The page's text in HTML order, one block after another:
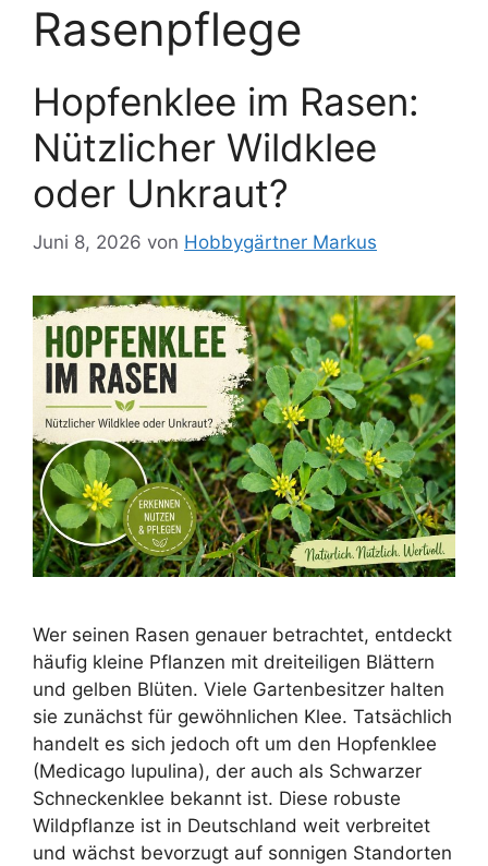
Rasenpflege
Hopfenklee im Rasen:
Nützlicher Wildklee
oder Unkraut?
Juni 8, 2026 von Hobbygärtner Markus
Wer seinen Rasen genauer betrachtet, entdeckt
häufig kleine Pflanzen mit dreiteiligen Blättern
und gelben Blüten. Viele Gartenbesitzer halten
sie zunächst für gewöhnlichen Klee. Tatsächlich
handelt es sich jedoch oft um den Hopfenklee
(Medicago lupulina), der auch als Schwarzer
Schneckenklee bekannt ist. Diese robuste
Wildpflanze ist in Deutschland weit verbreitet
und wächst bevorzugt auf sonnigen Standorten